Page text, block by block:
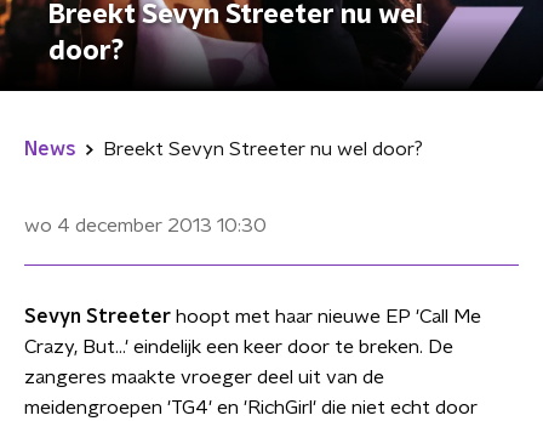
Breekt Sevyn Streeter nu wel
door?
News Breekt Sevyn Streeter nu wel door?
wo 4 december 2013 10:30
Sevyn Streeter hoopt met haar nieuwe EP 'Call Me
Crazy, But...' eindelijk een keer door te breken. De
zangeres maakte vroeger deel uit van de
meidengroepen 'TG4' en 'RichGirl' die niet echt door